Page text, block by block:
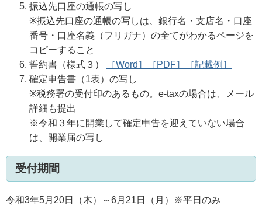
振込先口座の通帳の写し
※振込先口座の通帳の写しは、銀行名・支店名・口座
番号・口座名義（フリガナ）の全てがわかるページを
コピーすること
誓約書（様式３）
［Word］ ［PDF］
［記載例］
確定申告書（1表）の写し
※税務署の受付印のあるもの。e-taxの場合は、メール
詳細も提出
※令和３年に開業して確定申告を迎えていない場合
は、開業届の写し
受付期間
令和3年5月20日（木）～6月21日（月）※平日のみ